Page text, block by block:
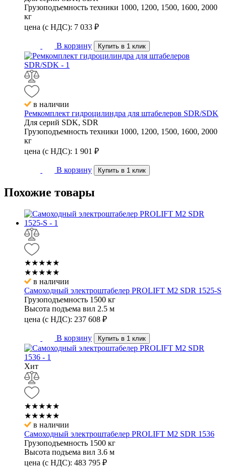
Грузоподъемность техники 1000, 1200, 1500, 1600, 2000
кг
цена (с НДС): 7 033 ₽
В корзину Купить в 1 клик
в наличии
Ремкомплект гидроцилиндра для штабелеров SDR/SDK
Для серий SDK, SDR
Грузоподъемность техники 1000, 1200, 1500, 1600, 2000
кг
цена (с НДС): 1 901 ₽
В корзину Купить в 1 клик
Похожие товары
★★★★★
★★★★★
в наличии
Самоходный электроштабелер PROLIFT M2 SDR 1525-S
Грузоподъемность 1500 кг
Высота подъема вил 2.5 м
цена (с НДС): 237 608 ₽
В корзину Купить в 1 клик
Хит
★★★★★
★★★★★
в наличии
Самоходный электроштабелер PROLIFT M2 SDR 1536
Грузоподъемность 1500 кг
Высота подъема вил 3.6 м
цена (с НДС): 483 795 ₽